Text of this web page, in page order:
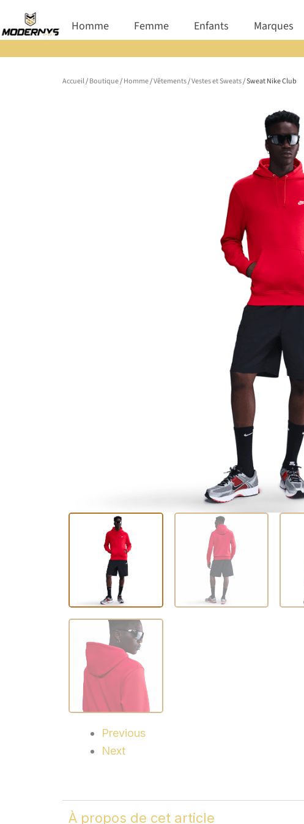
au
contenu
Homme Ouvrir Homme
Femme Ouvrir Femme
Enfants Ouvrir Enfants
Marques
Accueil/Boutique/Homme/Vêtements/Vestes et Sweats/ Sweat Nike Club
Previous
Next
À propos de cet article